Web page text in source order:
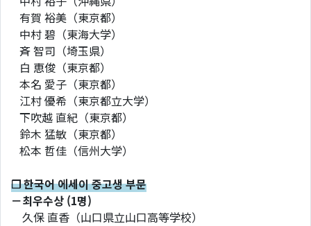
有賀 裕美（東京都）
中村 碧（東海大学）
斉 智司（埼玉県）
白 恵俊（東京都）
本名 愛子（東京都）
江村 優希（東京都立大学）
下吹越 直紀（東京都）
鈴木 猛敏（東京都）
松本 哲佳（信州大学）
❐ 한국어 에세이 중고생 부문
－최우수상 (1명)
久保 直香（山口県立山口高等学校）